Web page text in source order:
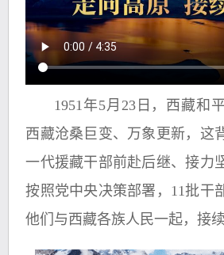
1951年5月23日，西藏和平
西藏沧桑巨变、万象更新，这
一代援藏干部前赴后继、接力
按照党中央决策部署，11批干
他们与西藏各族人民一起，接续